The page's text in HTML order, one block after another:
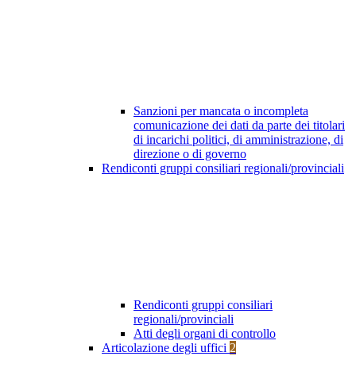
Sanzioni per mancata o incompleta
comunicazione dei dati da parte dei titolari
di incarichi politici, di amministrazione, di
direzione o di governo
Rendiconti gruppi consiliari regionali/provinciali
Rendiconti gruppi consiliari
regionali/provinciali
Atti degli organi di controllo
Articolazione degli uffici 2